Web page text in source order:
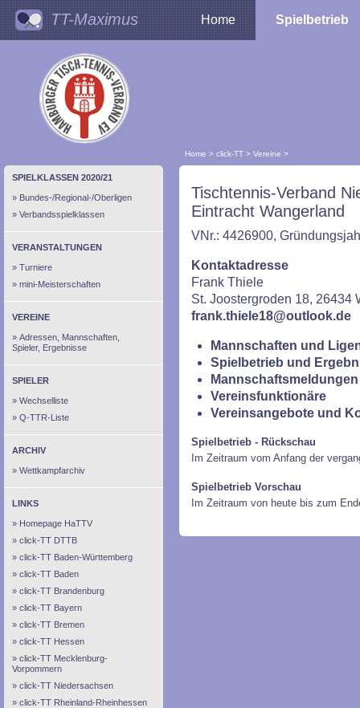
TT-Maximus Home Spielbetrieb
Home > click-TT > Vereine >
SPIELKLASSEN 2020/21
Bundes-/Regional-/Oberligen
Verbandsspielklassen
VERANSTALTUNGEN
Turniere
mini-Meisterschaften
VEREINE
Adressen, Mannschaften,
Spieler, Ergebnisse
SPIELER
Wechselliste
Q-TTR-Liste
ARCHIV
Wettkampfarchiv
LINKS
Homepage HaTTV
click-TT DTTB
click-TT Baden-Württemberg
click-TT Baden
click-TT Brandenburg
click-TT Bayern
click-TT Bremen
click-TT Hessen
click-TT Mecklenburg-
Vorpommern
click-TT Niedersachsen
click-TT Rheinland-Rheinhessen
Tischtennis-Verband
Eintracht Wangerland
VNr.: 4426900,
Kontaktadresse
Frank Thiele
St. Joostergroden 18, 26434
frank.thiele18@outlook.de
Mannschaften und
Spielbetrieb und
Vereinsfunktionäre
Vereinsangebote und
Spielbetrieb - Rückschau
Im Zeitraum vom Anfang der
Spielbetrieb Vorschau
Im Zeitraum von heute bis zum